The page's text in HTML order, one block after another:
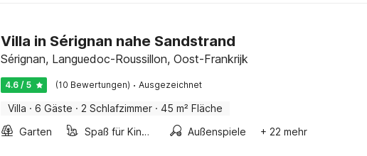
Villa in Sérignan nahe Sandstrand
Sérignan, Languedoc-Roussillon, Oost-Frankrijk
4.6 / 5 (10 Bewertungen) · Ausgezeichnet
Villa · 6 Gäste · 2 Schlafzimmer · 45 m² Fläche
Garten
Spaß für Kinder Außenspiele + 22 mehr